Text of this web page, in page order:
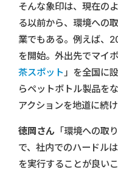
そんな象印は、現在の
る以前から、環境への
業でもある。例えば、
を開始。外出先でマイ
茶スポット」を全国に
らペットボトル製品を
アクションを地道に続け
徳岡さん 「環境への取
で、社内でのハードル
を実行することが良い